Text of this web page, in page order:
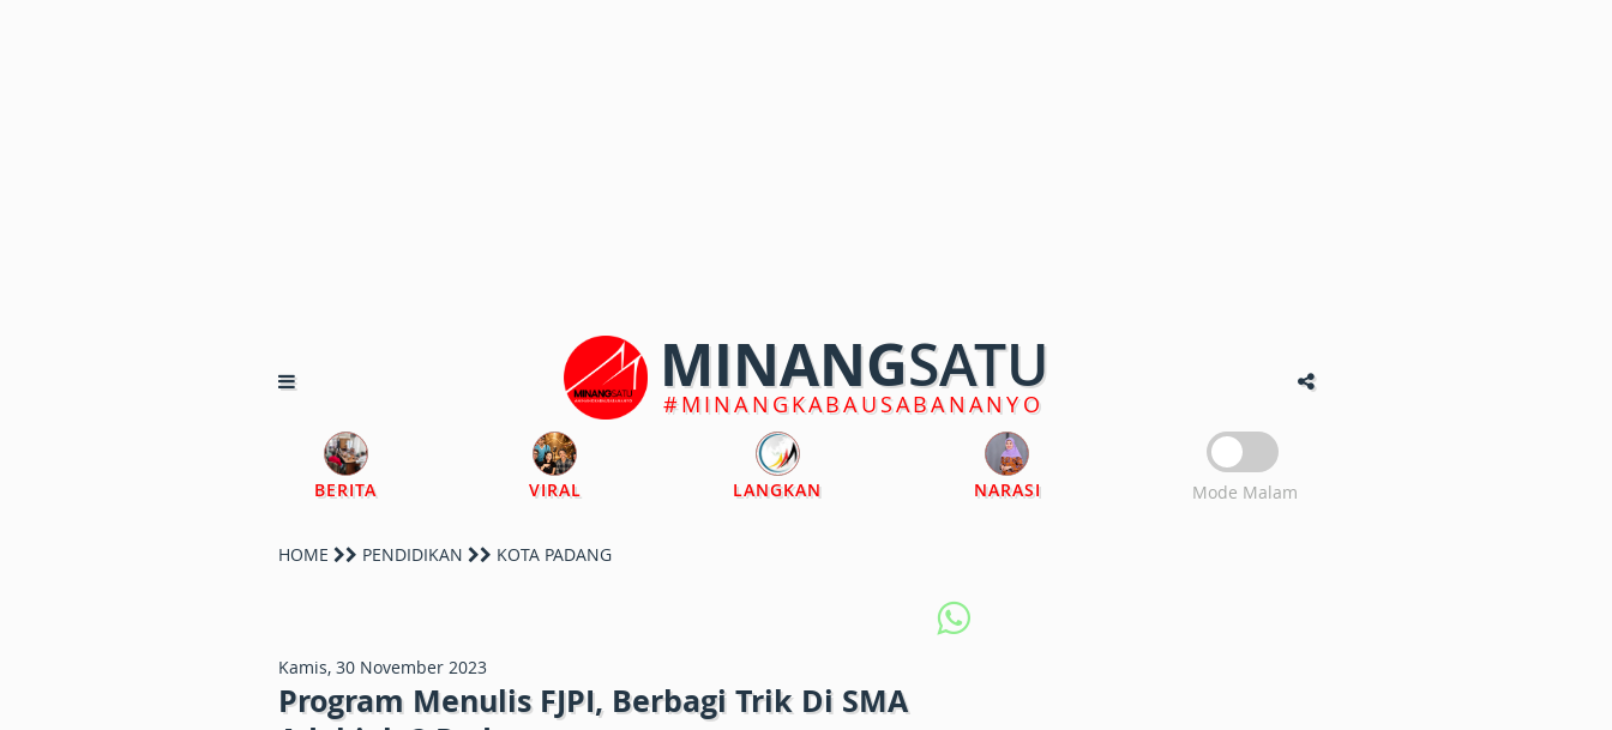
MINANGSATU
#MINANGKABAUSABANANYO
BERITA VIRAL LANGKAN NARASI Mode Malam
HOME PENDIDIKAN KOTA PADANG
Kamis, 30 November 2023
Program Menulis FJPI, Berbagi Trik Di SMA